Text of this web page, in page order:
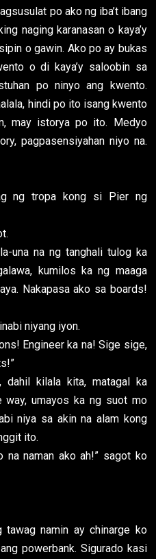
po ako ng iba’t ibang
naging karanasan o kaya’y
o gawin. Ako po ay bukas
o di kaya’y saloobin sa
po ninyo ang kwento.
hindi po ito isang kwento
may istorya po ito. Medyo
pagpasensiyahan niyo na.
ng tropa kong si Pier ng
una na ng tanghali tulog ka
kumilos ka ng maaga
Nakapasa ako sa boards!
niyang iyon.
Engineer ka na! Sige sige,
dahil kilala kita, matagal ka
way, umayos ka ng suot mo
niya sa akin na alam kong
ito.
na naman ako ah!” sagot ko
tawag namin ay chinarge ko
powerbank. Sigurado kasi